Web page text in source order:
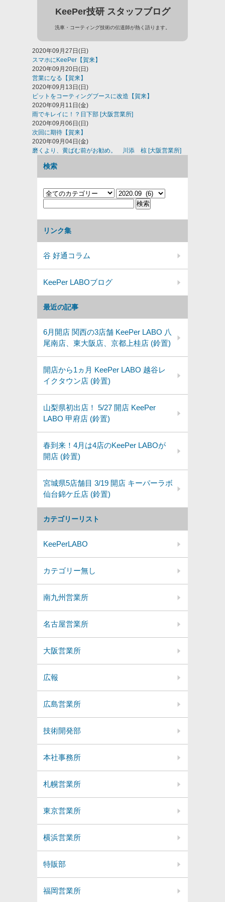
KeePer技研 スタッフブログ
洗車・コーティング技術の伝道師が熱く語ります。
2020年09月27日(日)
スマホにKeePer【賀来】
2020年09月20日(日)
営業になる【賀来】
2020年09月13日(日)
ピットをコーティングブースに改造【賀来】
2020年09月11日(金)
雨でキレイに！？日下部 [大阪営業所]
2020年09月06日(日)
次回に期待【賀来】
2020年09月04日(金)
磨くより、黄ばむ前がお勧め。 川添 椋 [大阪営業所]
カテゴリーリスト
KeePerLABO
カテゴリー無し
南九州営業所
名古屋営業所
大阪営業所
広報
広島営業所
技術開発部
本社事務所
札幌営業所
東京営業所
横浜営業所
特販部
福岡営業所
最近の記事
6月開店 関西の3店舗 KeePer LABO 八
尾南店、東大阪店、京都上桂店 (鈴置)
開店から1ヵ月 KeePer LABO 越谷レ
イクタウン店 (鈴置)
山梨県初出店！ 5/27 開店 KeePer
LABO 甲府店 (鈴置)
春到来！4月は4店のKeePer LABOが
開店 (鈴置)
宮城県5店舗目 3/19 開店 キーパーラボ
仙台錦ケ丘店 (鈴置)
検索
リンク集
谷 好通コラム
KeePer LABOブログ